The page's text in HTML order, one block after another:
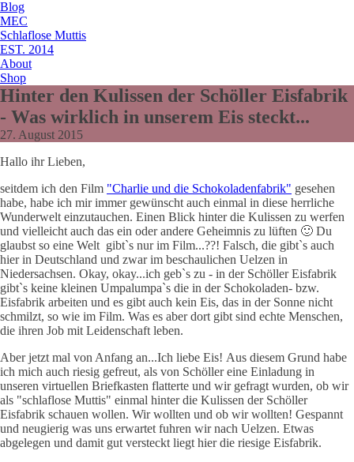
Blog
MEC
Schlaflose Muttis
EST. 2014
About
Shop
Hinter den Kulissen der Schöller Eisfabrik
- Was wirklich in unserem Eis steckt...
27. August 2015
Hallo ihr Lieben,
seitdem ich den Film "Charlie und die Schokoladenfabrik" gesehen
habe, habe ich mir immer gewünscht auch einmal in diese herrliche
Wunderwelt einzutauchen. Einen Blick hinter die Kulissen zu werfen
und vielleicht auch das ein oder andere Geheimnis zu lüften 🙂 Du
glaubst so eine Welt gibt`s nur im Film...??! Falsch, die gibt`s auch
hier in Deutschland und zwar im beschaulichen Uelzen in
Niedersachsen. Okay, okay...ich geb`s zu - in der Schöller Eisfabrik
gibt`s keine kleinen Umpalumpa`s die in der Schokoladen- bzw.
Eisfabrik arbeiten und es gibt auch kein Eis, das in der Sonne nicht
schmilzt, so wie im Film. Was es aber dort gibt sind echte Menschen,
die ihren Job mit Leidenschaft leben.
Aber jetzt mal von Anfang an...Ich liebe Eis! Aus diesem Grund habe
ich mich auch riesig gefreut, als von Schöller eine Einladung in
unseren virtuellen Briefkasten flatterte und wir gefragt wurden, ob wir
als "schlaflose Muttis" einmal hinter die Kulissen der Schöller
Eisfabrik schauen wollen. Wir wollten und ob wir wollten! Gespannt
und neugierig was uns erwartet fuhren wir nach Uelzen. Etwas
abgelegen und damit gut versteckt liegt hier die riesige Eisfabrik.